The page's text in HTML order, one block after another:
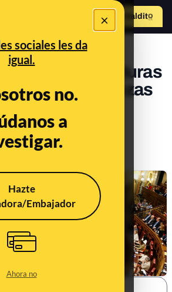
×
sociales les da
igual.
no.
a
Hazte
Embajador
Ahora no
Hazte Maldito
de las candidaturas
de los cabezas
mujeres
con listas